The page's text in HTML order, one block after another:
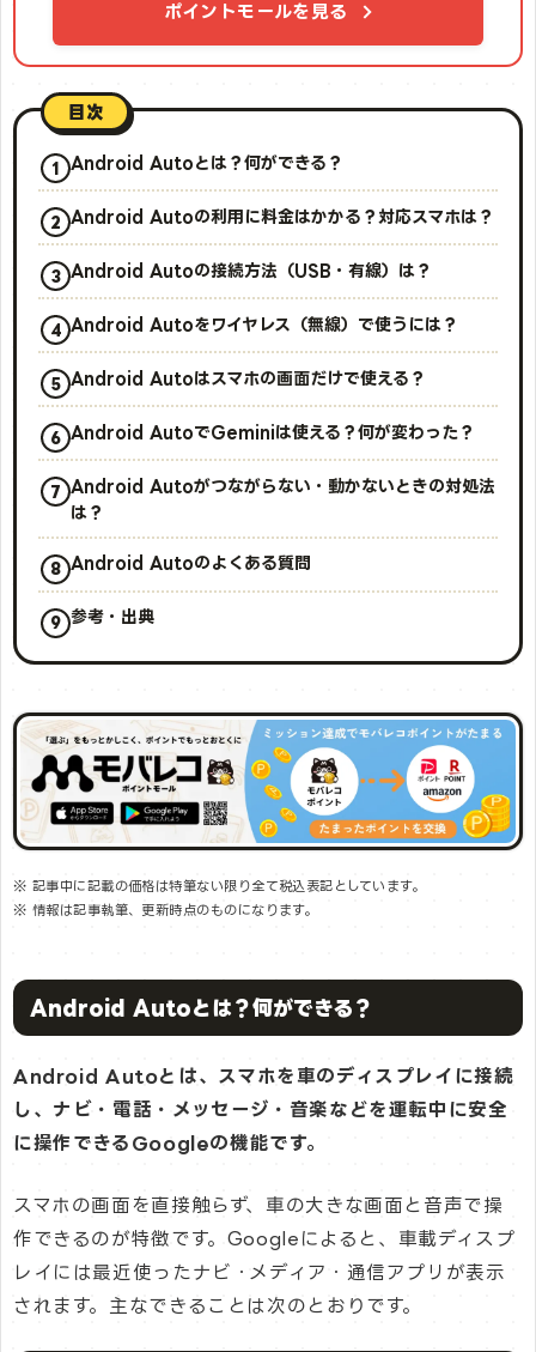
ポイントモールを見る
目次
Android Autoとは？何ができる？
Android Autoの利用に料金はかかる？対応スマホは？
Android Autoの接続方法（USB・有線）は？
Android Autoをワイヤレス（無線）で使うには？
Android Autoはスマホの画面だけで使える？
Android AutoでGeminiは使える？何が変わった？
Android Autoがつながらない・動かないときの対処法
は？
Android Autoのよくある質問
参考・出典
※ 記事中に記載の価格は特筆ない限り全て税込表記としています。
※ 情報は記事執筆、更新時点のものになります。
Android Autoとは？何ができる？
Android Autoとは、スマホを車のディスプレイに接続
し、ナビ・電話・メッセージ・音楽などを運転中に安全
に操作できるGoogleの機能です。
スマホの画面を直接触らず、車の大きな画面と音声で操
作できるのが特徴です。Googleによると、車載ディスプ
レイには最近使ったナビ・メディア・通信アプリが表示
されます。主なできることは次のとおりです。